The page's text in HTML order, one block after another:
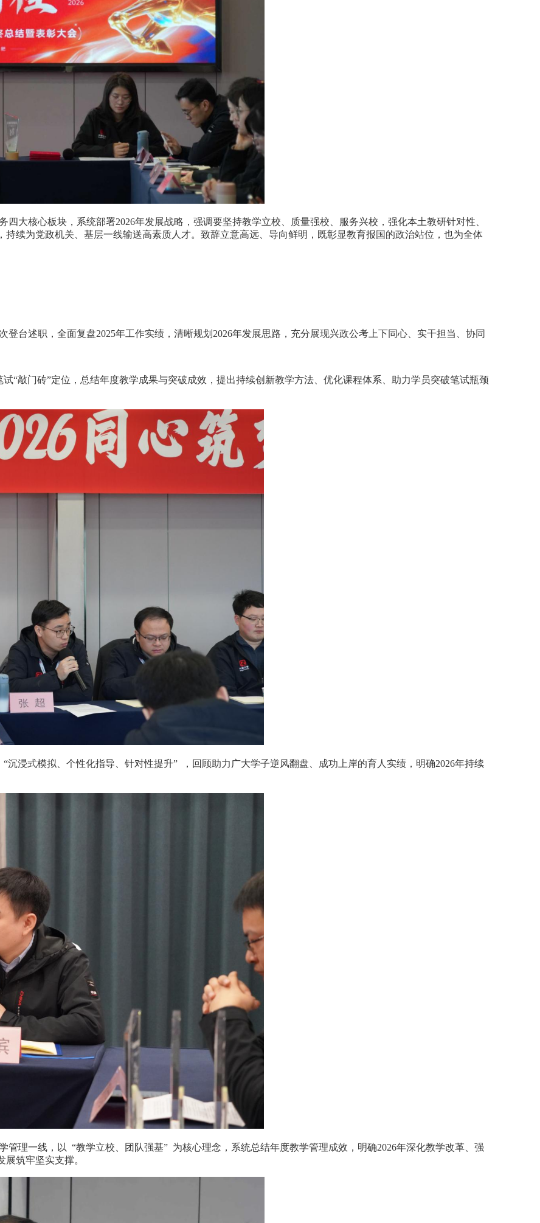
四大核心板块，系统部署2026年发展战略，强调要坚持教学立校、质量强校、服务兴校，强化本土教研针对性、
续为党政机关、基层一线输送高素质人才。致辞立意高远、导向鲜明，既彰显教育报国的政治站位，也为全体
登台述职，全面复盘2025年工作实绩，清晰规划 2026年发展思路，充分展现兴政公考上下同心、实干担当、协同
试“敲门砖”定位，总结年度教学成果与突破成效，提出持续创新教学方法、优化课程体系、助力学员突破笔试瓶颈
沉浸式模拟、个性化指导、针对性提升” ，回顾助力广大学子逆风翻盘、成功上岸的育人实绩，明确2026年持续
管理一线，以 “教学立校、团队强基” 为核心理念，系统总结年度教学管理成效，明确2026年深化教学改革、强
筑牢坚实支撑。